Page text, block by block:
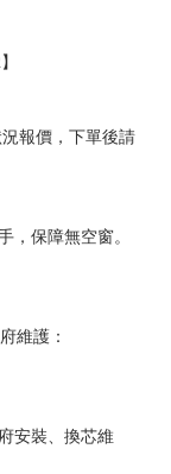
報價，下單後請
，保障無空窗。
維護：
安裝、換芯維